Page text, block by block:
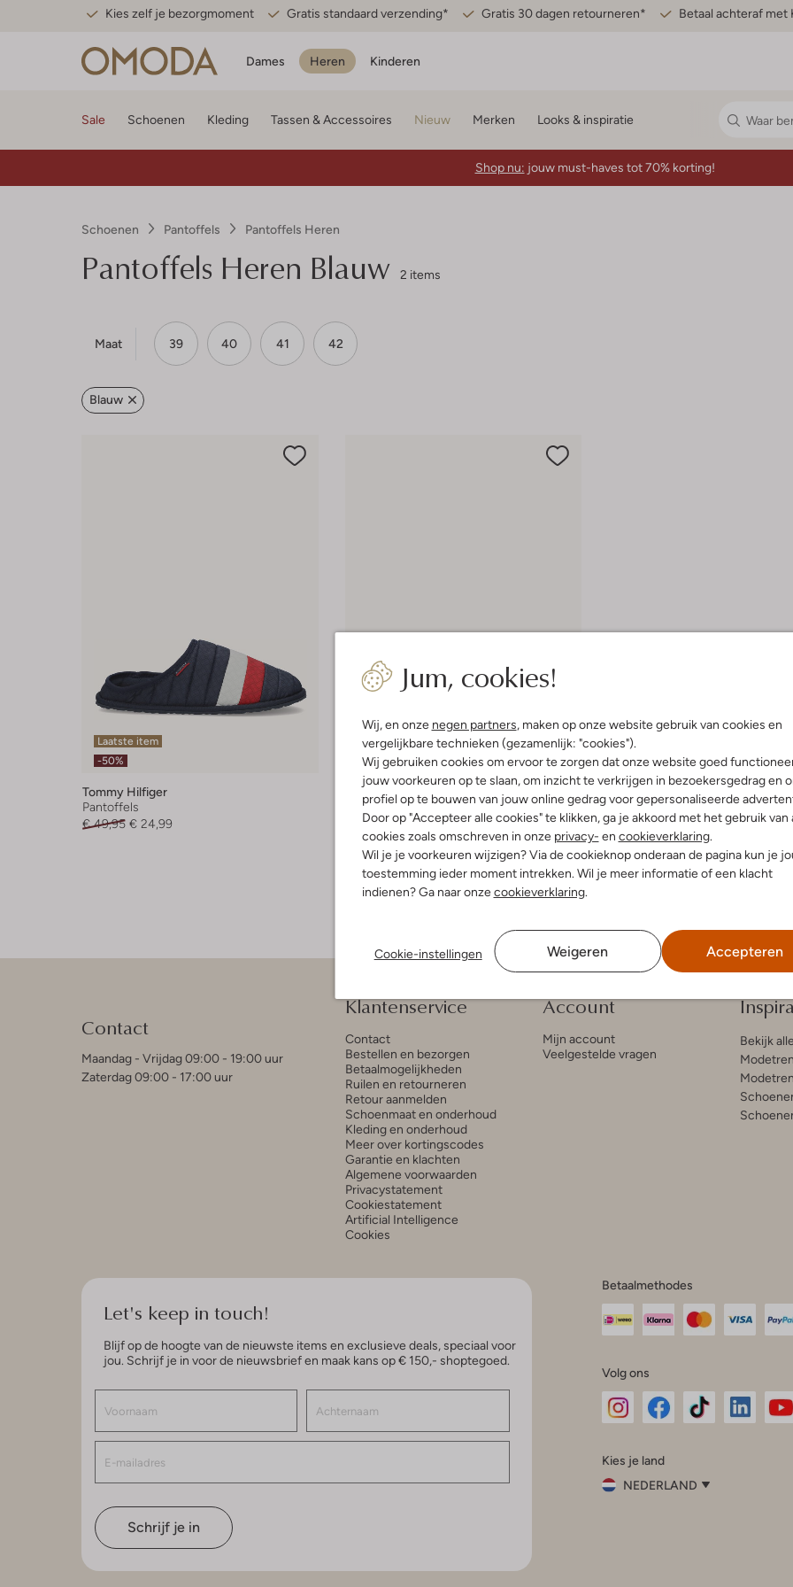
Kies zelf je bezorgmoment Gratis standaard verzending* Gratis 30 dagen retourneren* Betaal achteraf met
Dames Heren Kinderen
Jum, cookies!
Wij, en onze negen partners, maken op onze website gebruik van cookies en
vergelijkbare technieken (gezamenlijk: "cookies").
Wij gebruiken cookies om ervoor te zorgen dat onze website goed
jouw voorkeuren op te slaan, om inzicht te verkrijgen in bezoekersgedrag en
profiel op te bouwen van jouw online gedrag voor gepersonaliseerde
Door op "Accepteer alle cookies" te klikken, ga je akkoord met het gebruik van
cookies zoals omschreven in onze privacy- en cookieverklaring.
Wil je je voorkeuren wijzigen? Via de cookieknop onderaan de pagina kun je
toestemming ieder moment intrekken. Wil je meer informatie of een klacht
indienen? Ga naar onzecookieverklaring.
Cookie-instellingen Weigeren Accepteren
Sale Schoenen Kleding Tassen & Accessoires Nieuw Merken Looks & inspiratie
Shop nu: jouw must-haves tot 70% korting!
Schoenen Pantoffels Pantoffels Heren
Pantoffels Heren Blauw 2 items
Maat 39 40 41 42
Blauw
Laatste item
-50%
Tommy Hilfiger
Pantoffels
€ 49,95 € 24,99
Laatste maten
-30%
Warmbat
Pantoffels
€ 59,99 € 41,99
+ meer kleuren
Contact
Maandag - Vrijdag 09:00 - 19:00 uur
Zaterdag 09:00 - 17:00 uur
Klantenservice
Contact
Bestellen en bezorgen
Betaalmogelijkheden
Ruilen en retourneren
Retour aanmelden
Schoenmaat en onderhoud
Kleding en onderhoud
Meer over kortingscodes
Garantie en klachten
Algemene voorwaarden
Privacystatement
Cookiestatement
Artificial Intelligence
Cookies
Account
Mijn account
Veelgestelde vragen
Bekijk
Let's keep in touch!
Blijf op de hoogte van de nieuwste items en exclusieve deals, speciaal voor
jou. Schrijf je in voor de nieuwsbrief en maak kans op € 150,- shoptegoed.
Schrijf je in
Betaalmethodes
Volg ons
InstagramFacebook
Kies je land
NEDERLAND